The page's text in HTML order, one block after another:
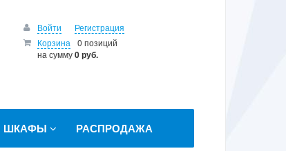
Войти
Регистрация
Корзина
0 позиций
на сумму0 руб.
ШКАФЫ РАСПРОДАЖА